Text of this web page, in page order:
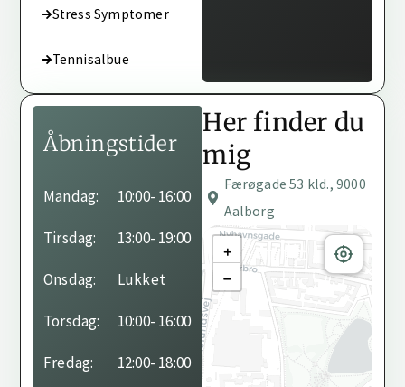
Stress Symptomer
Tennisalbue
Åbningstider
Mandag: 10:00- 16:00
Tirsdag: 13:00- 19:00
Onsdag: Lukket
Torsdag: 10:00- 16:00
Fredag: 12:00- 18:00
Behandleren har ikke
angivet sine
åbningstider endnu.
Her finder du
mig
Færøgade 53 kld., 9000
Aalborg
+
−